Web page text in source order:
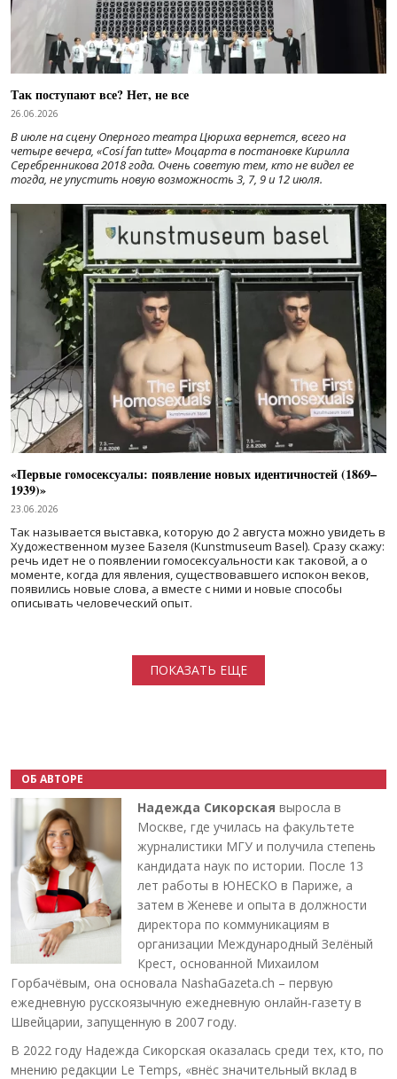
Так поступают все? Нет, не все
26.06.2026
В июле на сцену Оперного театра Цюриха вернется, всего на
четыре вечера, «Cosí fan tutte» Моцарта в постановке Кирилла
Серебренникова 2018 года. Очень советую тем, кто не видел ее
тогда, не упустить новую возможность 3, 7, 9 и 12 июля.
«Первые гомосексуалы: появление новых идентичностей (1869–
1939)»
23.06.2026
Так называется выставка, которую до 2 августа можно увидеть в
Художественном музее Базеля (Kunstmuseum Basel). Сразу скажу:
речь идет не о появлении гомосексуальности как таковой, а о
моменте, когда для явления, существовавшего испокон веков,
появились новые слова, а вместе с ними и новые способы
описывать человеческий опыт.
ПОКАЗАТЬ ЕЩЕ
ОБ АВТОРЕ
Надежда Сикорская выросла в
Москве, где училась на факультете
журналистики МГУ и получила степень
кандидата наук по истории. После 13
лет работы в ЮНЕСКО в Париже, а
затем в Женеве и опыта в должности
директора по коммуникациям в
организации Международный Зелёный
Крест, основанной Михаилом
Горбачёвым, она основала NashaGazeta.ch – первую
ежедневную русскоязычную ежедневную онлайн-газету в
Швейцарии, запущенную в 2007 году.
В 2022 году Надежда Сикорская оказалась среди тех, кто, по
мнению редакции Le Temps, «внёс значительный вклад в